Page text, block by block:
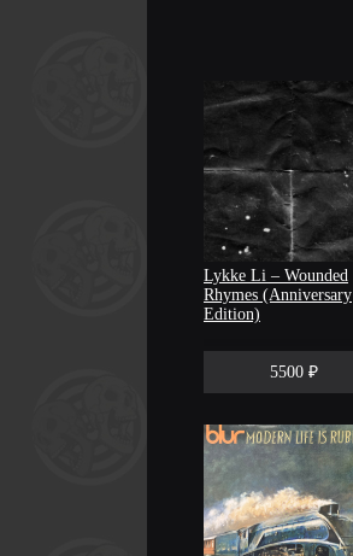
Lykke Li – Wounded
Rhymes (Anniversary
Edition)
5500 ₽